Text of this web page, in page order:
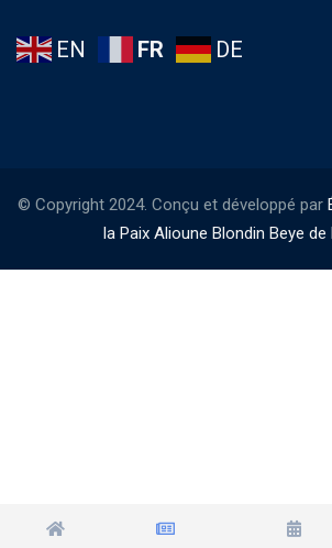
EN FR DE
© Copyright 2024. Conçu et développé par
la Paix Alioune Blondin Beye de